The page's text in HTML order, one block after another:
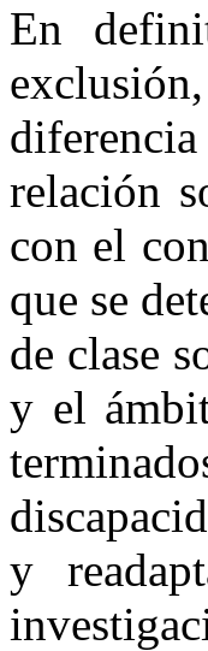
En
relación
con el
que se
de clase
y el
y